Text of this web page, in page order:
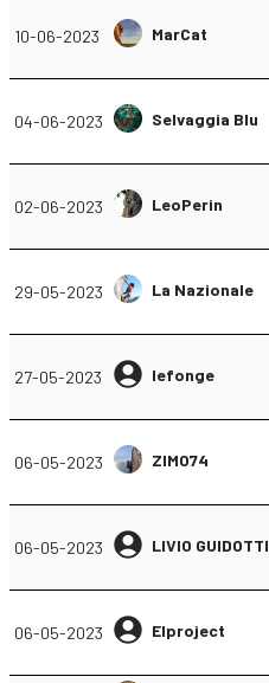
10-06-2023 MarCat
04-06-2023 Selvaggia Blu
02-06-2023 LeoPerin
29-05-2023 La Nazionale
27-05-2023 lefonge
06-05-2023 ZIMO74
06-05-2023 LIVIO GUIDOTTI
06-05-2023 Elproject